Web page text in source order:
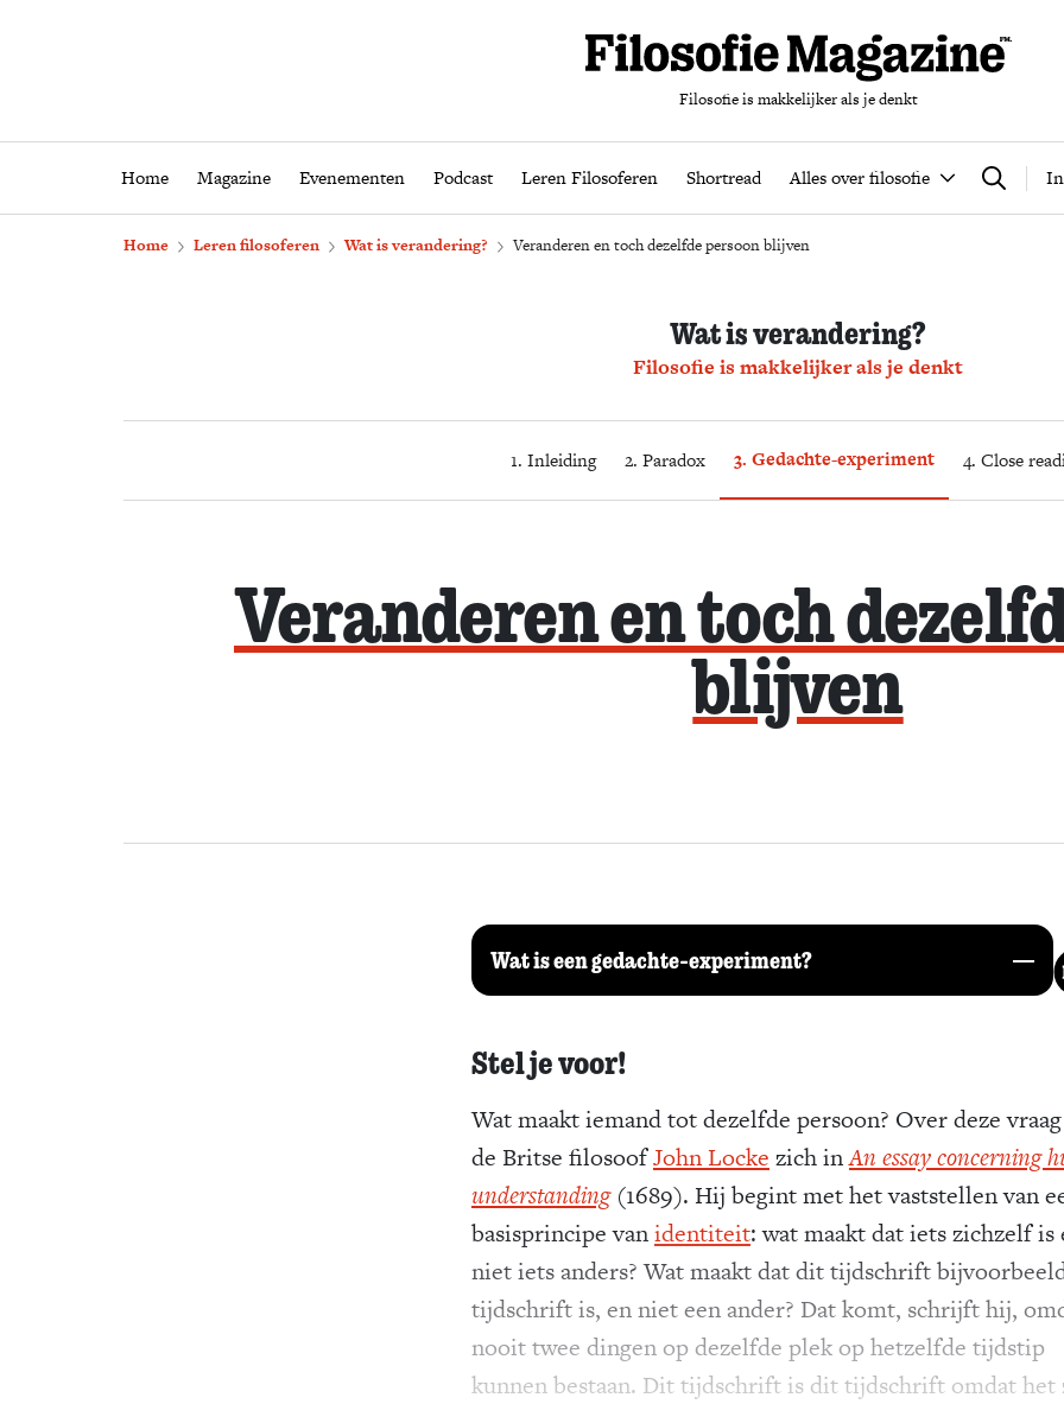
Filosofie is makkelijker als je denkt
Home Magazine Evenementen Podcast Leren Filosoferen Shortread Alles over filosofie Zoeken
Home Magazine Evenementen Podcast Leren Filosoferen Shortread Alles over
Home Leren filosoferen Wat is verandering? Veranderen en toch dezelfde persoon blijven
Wat is verandering?
Filosofie is makkelijker als je denkt
1. Inleiding 2. Paradox 3. Gedachte-experiment 4. Close
Veranderen en toch
blijven
Wat is een gedachte-experiment?
Stel je voor!
Wat maakt iemand tot dezelfde persoon? Over deze
de Britse filosoofJohn Locke zich inAn essay concerning
understanding(1689). Hij begint met het vaststellen van
basis­principe vanidentiteit: wat maakt dat iets zichzelf is
niet iets anders? Wat maakt dat dit tijdschrift
tijdschrift is, en niet een ander? Dat komt, schrijft hij,
nooit twee dingen op dezelfde plek op hetzelfde tijdstip
kunnen bestaan. Dit tijdschrift is dit tijdschrift omdat het